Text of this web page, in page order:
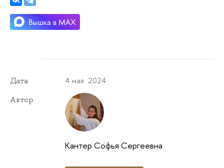
Дата 4 мая 2024
Автор
Кантер Софья Сергеевна